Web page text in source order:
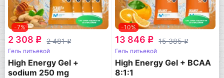
-7%
2 308 q 2 481q
Гель питьевой
High Energy Gel +
sodium 250 mg
-10%
13 846 q 15 385q
Гель питьевой
High Energy Gel + BCAA
8:1:1